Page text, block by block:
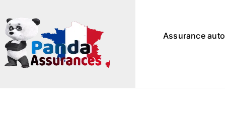
au
contenu
Assurance auto